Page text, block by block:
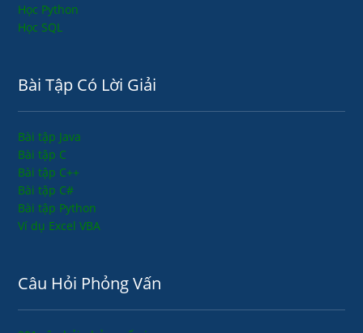
Học Python
Học SQL
Bài Tập Có Lời Giải
Bài tập Java
Bài tập C
Bài tập C++
Bài tập C#
Bài tập Python
Ví dụ Excel VBA
Câu Hỏi Phỏng Vấn